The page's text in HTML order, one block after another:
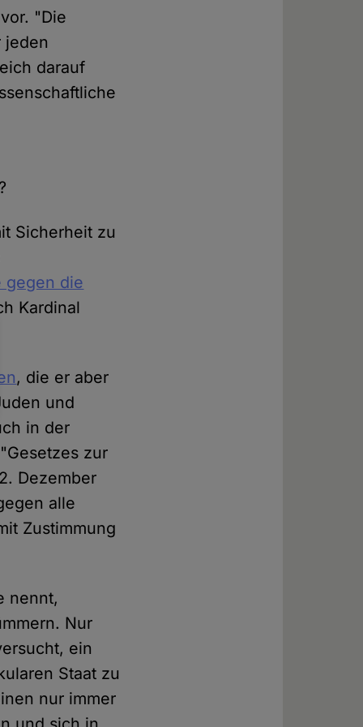
"Die
jeden
darauf
Sicherheit zu
gegen die
Kardinal
, die er aber
und
in der
zur
Dezember
alle
Zustimmung
nennt,
Nur
ein
Staat zu
nur immer